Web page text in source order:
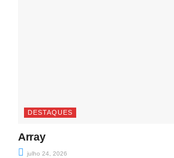
DESTAQUES
Array
julho 24, 2026